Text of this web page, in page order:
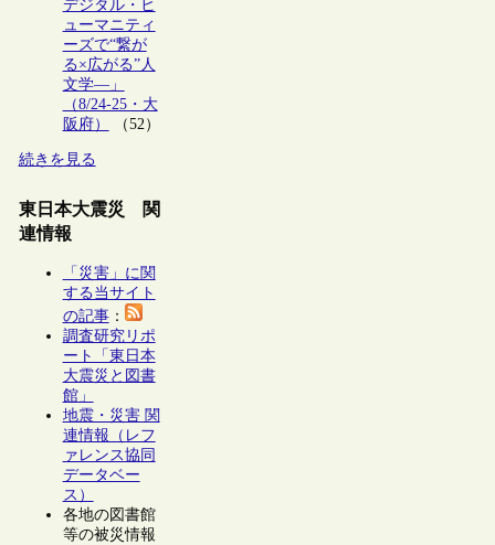
デジタル・ヒ
ューマニティ
ーズで“繋が
る×広がる”人
文学―」
（8/24-25・大
阪府）
（52）
続きを見る
東日本大震災 関
連情報
「災害」に関
する当サイト
の記事：
調査研究リポ
ート「東日本
大震災と図書
館」
地震・災害 関
連情報（レフ
ァレンス協同
データベー
ス）
各地の図書館
等の被災情報